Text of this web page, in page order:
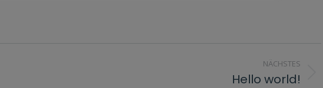
NÄCHSTES
Hello world!